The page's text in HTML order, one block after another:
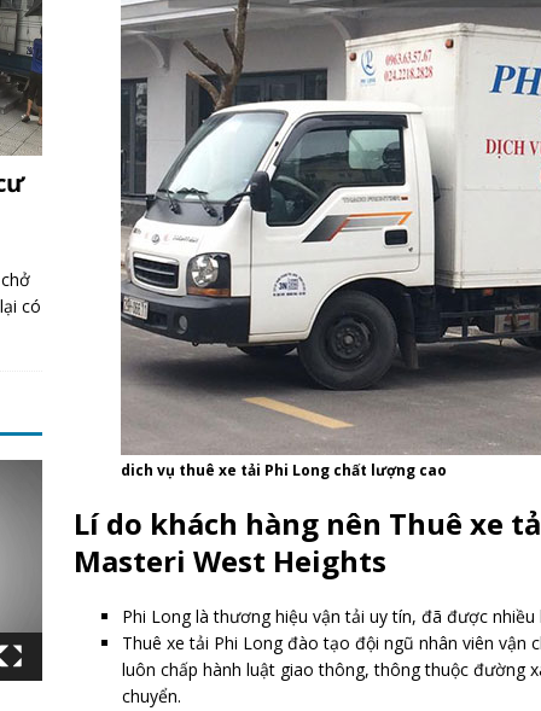
dich vụ thuê xe tải Phi Long chất lượng cao
Lí do khách hàng nên Thuê xe
Masteri West Heights
Phi Long là thương hiệu vận tải uy tín, đã được
Thuê xe tải Phi Long đào tạo đội ngũ nhân viên vận
luôn chấp hành luật giao thông, thông thuộc đường
chuyển.
có